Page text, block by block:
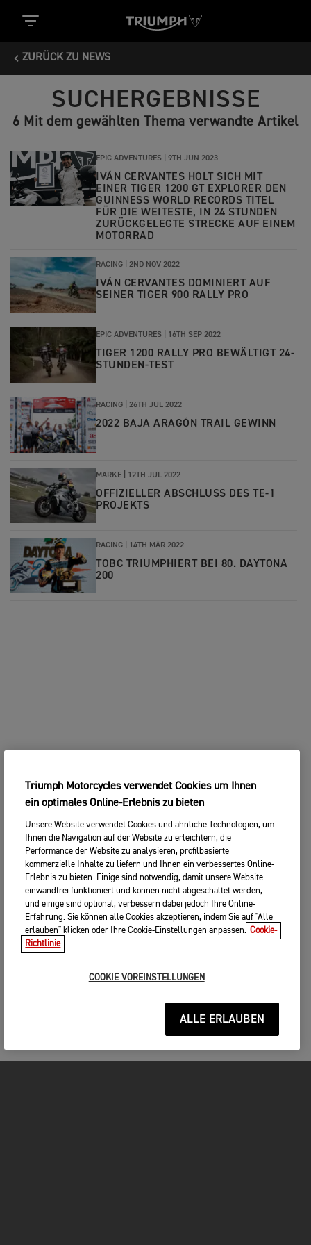
ZURÜCK ZU NEWS
SUCHERGEBNISSE
6 Mit dem gewählten Thema verwandte Artikel
EPIC ADVENTURES | 9TH JUN 2023
IVÁN CERVANTES HOLT SICH MIT
EINER TIGER 1200 GT EXPLORER DEN
GUINNESS WORLD RECORDS TITEL
FÜR DIE WEITESTE, IN 24 STUNDEN
ZURÜCKGELEGTE STRECKE AUF EINEM
MOTORRAD
RACING | 2ND NOV 2022
IVÁN CERVANTES DOMINIERT AUF
SEINER TIGER 900 RALLY PRO
EPIC ADVENTURES | 16TH SEP 2022
TIGER 1200 RALLY PRO BEWÄLTIGT 24-
STUNDEN-TEST
RACING | 26TH JUL 2022
2022 BAJA ARAGÓN TRAIL GEWINN
MARKE | 12TH JUL 2022
OFFIZIELLER ABSCHLUSS DES TE-1
PROJEKTS
RACING | 14TH MÄR 2022
TOBC TRIUMPHIERT BEI 80. DAYTONA
200
Triumph Motorcycles verwendet Cookies um Ihnen
ein optimales Online-Erlebnis zu bieten
Unsere Website verwendet Cookies und ähnliche Technologien, um
Ihnen die Navigation auf der Website zu erleichtern, die
Performance der Website zu analysieren, profilbasierte
kommerzielle Inhalte zu liefern und Ihnen ein verbessertes Online-
Erlebnis zu bieten. Einige sind notwendig, damit unsere Website
einwandfrei funktioniert und können nicht abgeschaltet werden,
und einige sind optional, verbessern dabei jedoch Ihre Online-
Erfahrung. Sie können alle Cookies akzeptieren, indem Sie auf "Alle
erlauben" klicken oder Ihre Cookie-Einstellungen anpassen. Cookie-
Richtlinie
COOKIE VOREINSTELLUNGEN
ALLE ERLAUBEN